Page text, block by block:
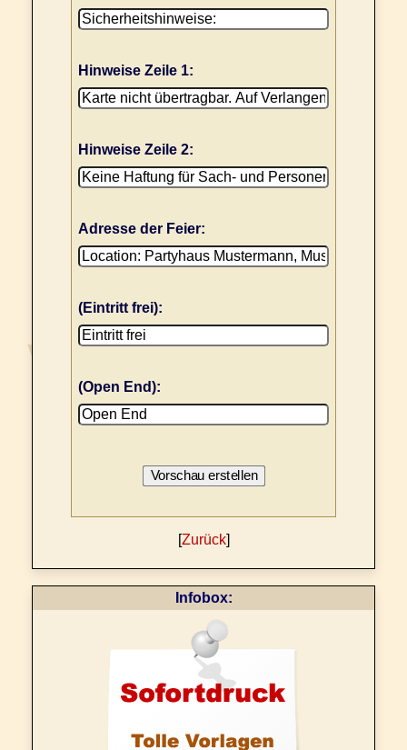
Hinweise Zeile 1:
Hinweise Zeile 2:
Adresse der Feier:
(Eintritt frei):
(Open End):
[Zurück]
Infobox: